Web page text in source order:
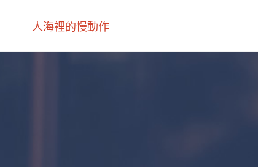
人海裡的慢動作